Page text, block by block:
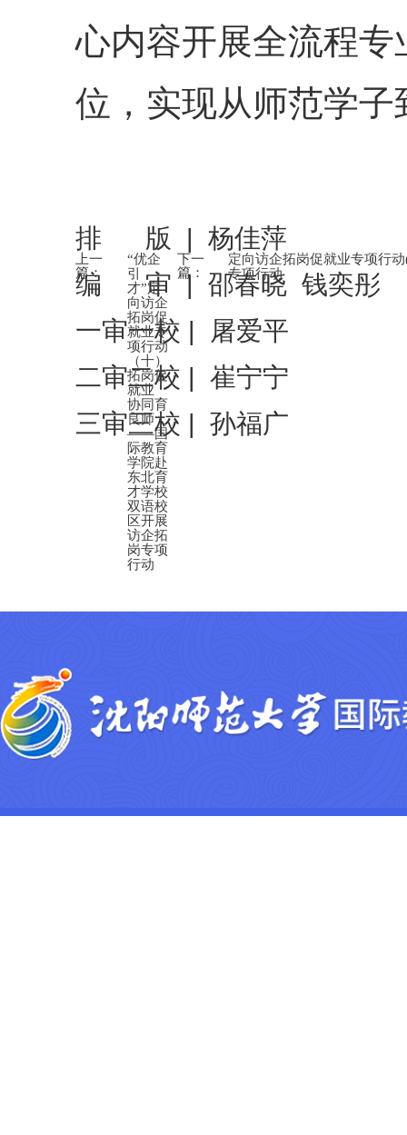
心内容开展全流程
位，实现从师范学
排 版 | 杨佳萍
编 审 | 邵春晓 钱奕彤
一审一校 | 屠爱平
二审二校 | 崔宁宁
三审三校 | 孙福广
上一
篇：
“优企
引
才”定
向访企
拓岗促
就业专
项行动
（十）
拓岗促
就业
协同育
良师
——国
际教育
学院赴
东北育
才学校
双语校
区开展
访企拓
岗专项
行动
下一
篇：
定向访企拓岗促就业专项行
专项行动